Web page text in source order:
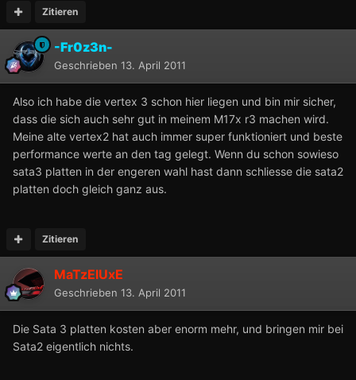
Zitieren
-Fr0z3n-
Geschrieben 13. April 2011
Also ich habe die vertex 3 schon hier liegen und bin mir sicher,
dass die sich auch sehr gut in meinem M17x r3 machen wird.
Meine alte vertex2 hat auch immer super funktioniert und beste
performance werte an den tag gelegt. Wenn du schon sowieso
sata3 platten in der engeren wahl hast dann schliesse die sata2
platten doch gleich ganz aus.
Zitieren
MaTzElUxE
Geschrieben 13. April 2011
Die Sata 3 platten kosten aber enorm mehr, und bringen mir bei
Sata2 eigentlich nichts.